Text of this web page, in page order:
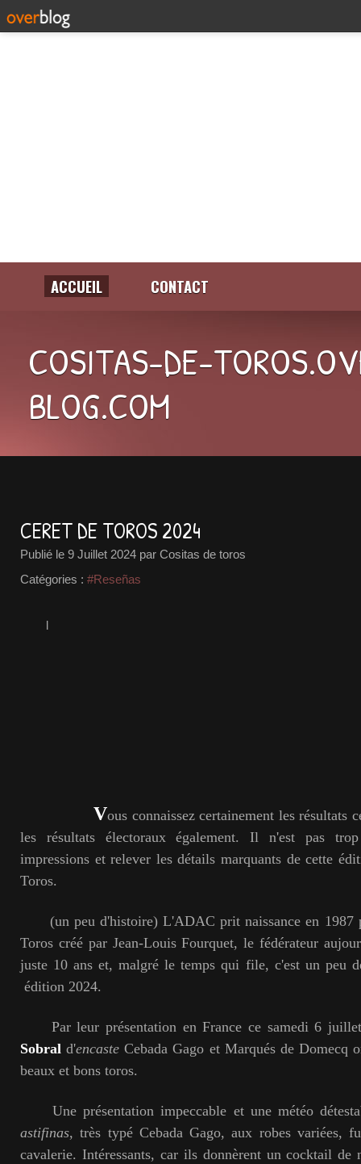
ACCUEIL CONTACT
COSITAS-DE-
BLOG.COM
CERET DE TOROS 2024
Publié le 9 Juillet 2024 par Cositas de toros
Catégories : #Reseñas
l
Vous connaissez certainement les résultats
les résultats électoraux également. Il n'est pas
impressions et relever les détails marquants de cette
Toros.
(un peu d'histoire) L'ADAC prit naissance en 1987
Toros créé par Jean-Louis Fourquet, le fédérateur
juste 10 ans et, malgré le temps qui file, c'est un peu
édition 2024.
Par leur présentation en France ce samedi 6
Sobral d'encaste Cebada Gago et Marqués de Domecq
beaux et bons toros.
Une présentation impeccable et une météo
astifinas, très typé Cebada Gago, aux robes variées,
cavalerie. Intéressants, car ils donnèrent un cocktail de